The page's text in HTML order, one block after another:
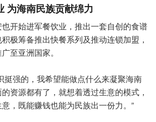
为海南民族贡献绵力
开始进军餐饮业，推出一套自创的食谱
极筹备推出快餐系列及推动连锁加盟，
至亚洲国家。
挺强的，我希望能做点什么来凝聚海南
资源都有了，就想着透过生意的模式，
，既能赚钱也能为民族出一份力。”